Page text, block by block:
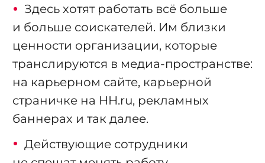
Здесь хотят работать всё больше
и больше соискателей. Им близки
ценности организации, которые
транслируются в медиа-пространстве:
на карьерном сайте, карьерной
страничке на HH.ru, рекламных
баннерах и так далее.
Действующие сотрудники